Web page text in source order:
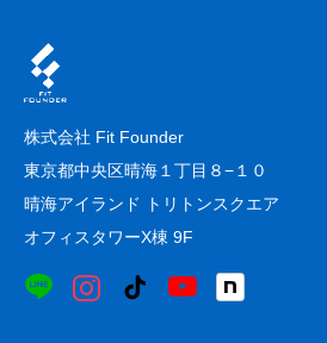
株式会社 Fit Founder
東京都中央区晴海１丁目８−１０
晴海アイランド トリトンスクエア
オフィスタワーX棟 9F